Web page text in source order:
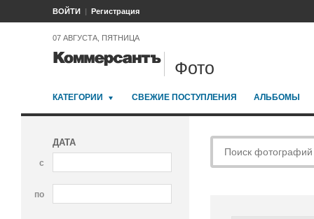
ВОЙТИ Регистрация
07 АВГУСТА, ПЯТНИЦА
Фото
КАТЕГОРИИ СВЕЖИЕ ПОСТУПЛЕНИЯ АЛЬБОМЫ
ДАТА
с
по